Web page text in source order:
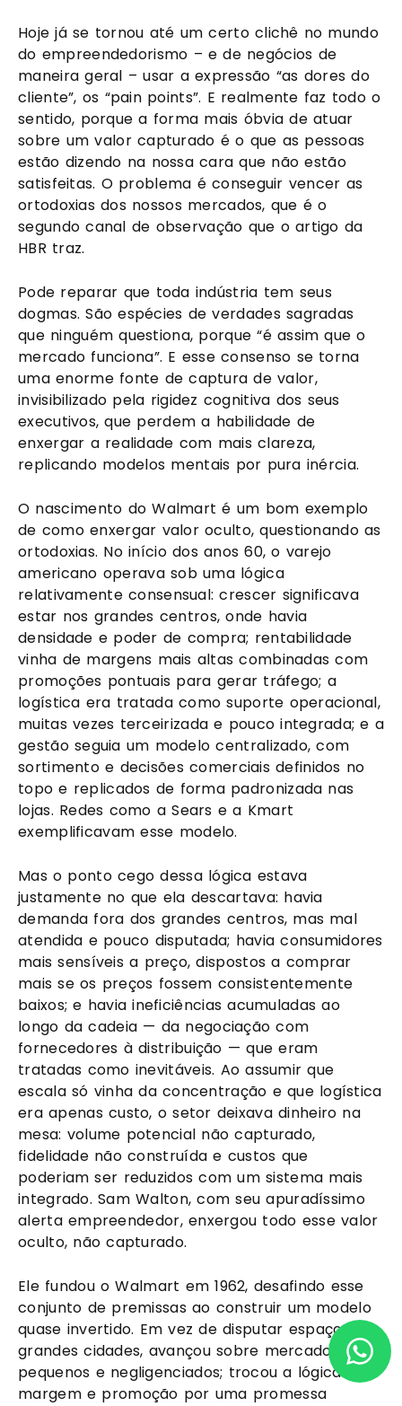
Hoje já se tornou até um certo clichê no mundo
do empreendedorismo – e de negócios de
maneira geral – usar a expressão “as dores do
cliente”, os “pain points”. E realmente faz todo o
sentido, porque a forma mais óbvia de atuar
sobre um valor capturado é o que as pessoas
estão dizendo na nossa cara que não estão
satisfeitas. O problema é conseguir vencer as
ortodoxias dos nossos mercados, que é o
segundo canal de observação que o artigo da
HBR traz.
Pode reparar que toda indústria tem seus
dogmas. São espécies de verdades sagradas
que ninguém questiona, porque “é assim que o
mercado funciona”. E esse consenso se torna
uma enorme fonte de captura de valor,
invisibilizado pela rigidez cognitiva dos seus
executivos, que perdem a habilidade de
enxergar a realidade com mais clareza,
replicando modelos mentais por pura inércia.
O nascimento do Walmart é um bom exemplo
de como enxergar valor oculto, questionando as
ortodoxias. No início dos anos 60, o varejo
americano operava sob uma lógica
relativamente consensual: crescer significava
estar nos grandes centros, onde havia
densidade e poder de compra; rentabilidade
vinha de margens mais altas combinadas com
promoções pontuais para gerar tráfego; a
logística era tratada como suporte operacional,
muitas vezes terceirizada e pouco integrada; e a
gestão seguia um modelo centralizado, com
sortimento e decisões comerciais definidos no
topo e replicados de forma padronizada nas
lojas. Redes como a Sears e a Kmart
exemplificavam esse modelo.
Mas o ponto cego dessa lógica estava
justamente no que ela descartava: havia
demanda fora dos grandes centros, mas mal
atendida e pouco disputada; havia consumidores
mais sensíveis a preço, dispostos a comprar
mais se os preços fossem consistentemente
baixos; e havia ineficiências acumuladas ao
longo da cadeia — da negociação com
fornecedores à distribuição — que eram
tratadas como inevitáveis. Ao assumir que
escala só vinha da concentração e que logística
era apenas custo, o setor deixava dinheiro na
mesa: volume potencial não capturado,
fidelidade não construída e custos que
poderiam ser reduzidos com um sistema mais
integrado. Sam Walton, com seu apuradíssimo
alerta empreendedor, enxergou todo esse valor
oculto, não capturado.
Ele fundou o Walmart em 1962, desafindo esse
conjunto de premissas ao construir um modelo
quase invertido. Em vez de disputar espaço nas
grandes cidades, avançou sobre mercados
pequenos e negligenciados; trocou a lógica de
margem e promoção por uma promessa